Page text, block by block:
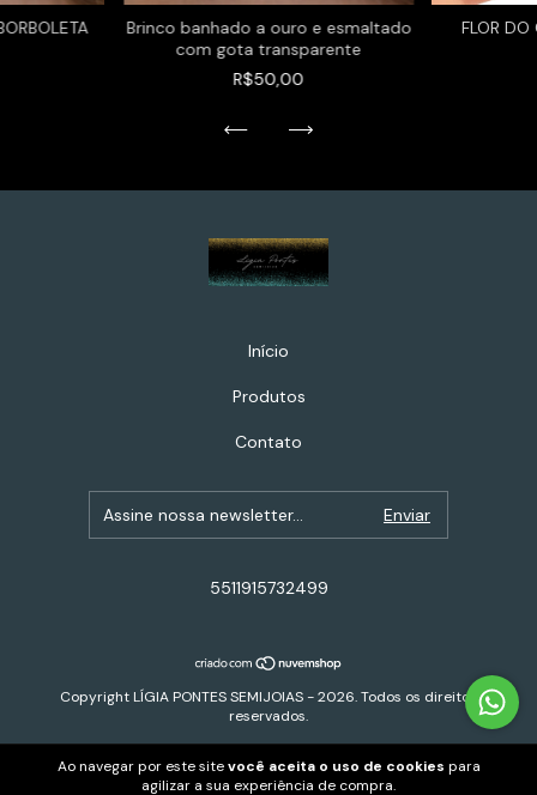
Ao navegar por este sitevocê aceita o uso de cookies para
agilizar a sua experiência de compra.
Brinco banhado a ouro e esmaltado
com gota transparente
R$50,00
FLOR DO
Início
Produtos
Contato
5511915732499
Copyright LÍGIA PONTES SEMIJOIAS - 2026. Todos os direitos
reservados.